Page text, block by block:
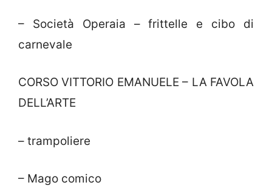
– Società Operaia – frittelle e cibo di
carnevale
CORSO VITTORIO EMANUELE – LA FAVOLA
DELL’ARTE
– trampoliere
– Mago comico